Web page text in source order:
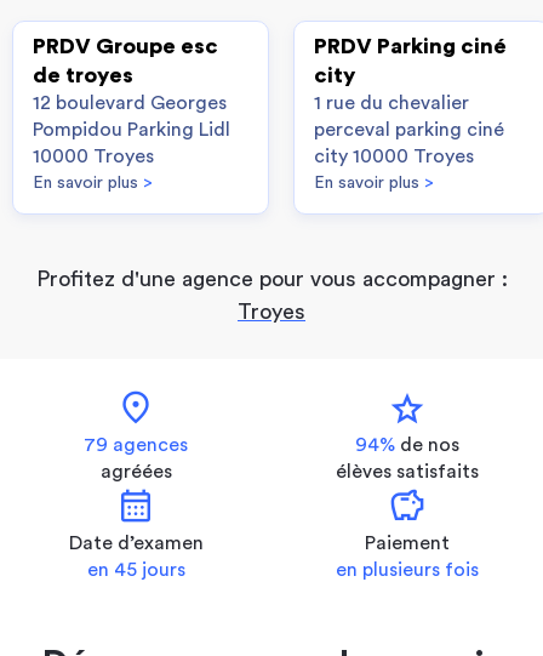
PRDV Groupe esc
de troyes
12 boulevard Georges
Pompidou Parking Lidl
10000 Troyes
En savoir plus >
PRDV Parking ciné
city
1 rue du chevalier
perceval parking ciné
city 10000 Troyes
En savoir plus >
Profitez d'une agence pour vous accompagner :
Troyes
location_on
79 agences
agréées
star
94% de nos
élèves satisfaits
calendar_month
Date d’examen
en 45 jours
savings
Paiement
en plusieurs fois